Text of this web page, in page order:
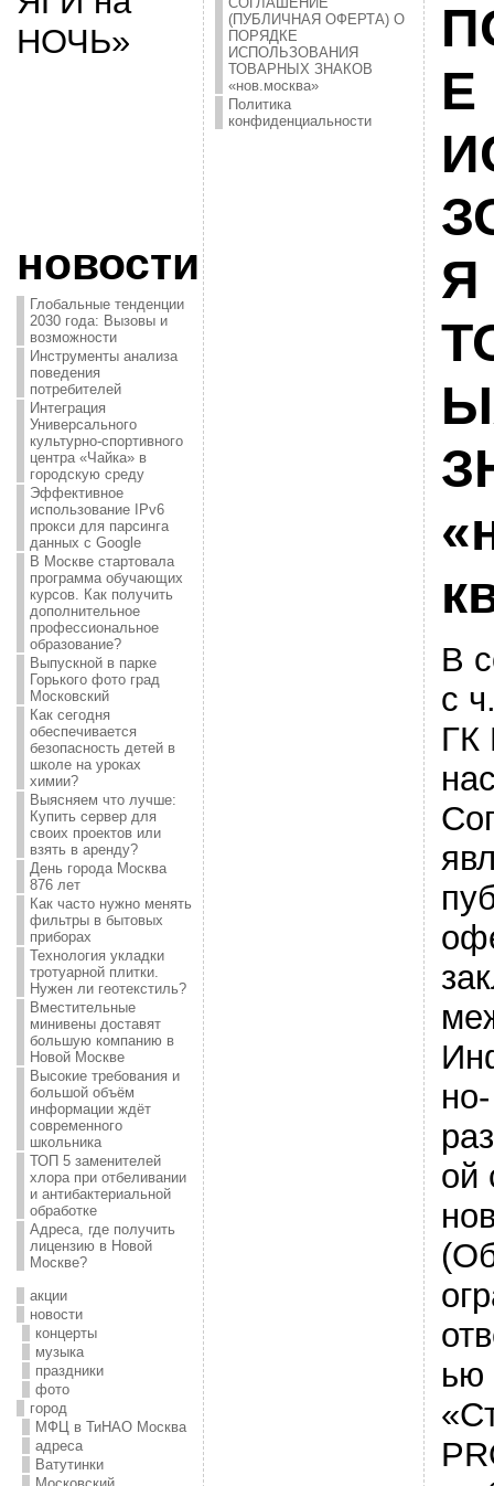
НОЧЬ»
новости
Глобальные тенденции
2030 года: Вызовы и
возможности
Инструменты анализа
поведения
потребителей
Интеграция
Универсального
культурно-спортивного
центра «Чайка» в
городскую среду
Эффективное
использование IPv6
прокси для парсинга
данных с Google
В Москве стартовала
программа обучающих
курсов. Как получить
дополнительное
профессиональное
образование?
Выпускной в парке
Горького фото град
Московский
Как сегодня
обеспечивается
безопасность детей в
школе на уроках
химии?
Выясняем что лучше:
Купить сервер для
своих проектов или
взять в аренду?
День города Москва
876 лет
Как часто нужно менять
фильтры в бытовых
приборах
Технология укладки
тротуарной плитки.
Нужен ли геотекстиль?
Вместительные
минивены доставят
большую компанию в
Новой Москве
Высокие требования и
большой объём
информации ждёт
современного
школьника
ТОП 5 заменителей
хлора при отбеливании
и антибактериальной
обработке
Адреса, где получить
лицензию в Новой
Москве?
акции
новости
концерты
музыка
праздники
фото
город
МФЦ в ТиНАО Москва
адреса
Ватутинки
(ПУБЛИЧНАЯ ОФЕРТА) О
ПОРЯДКЕ
ИСПОЛЬЗОВАНИЯ
ТОВАРНЫХ ЗНАКОВ
«нов.москва»
Политика
конфиденциальности
Е
Я
В
с
ГК
но-
ой
ью